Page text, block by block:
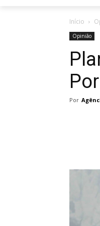
Início
Opinião
Por